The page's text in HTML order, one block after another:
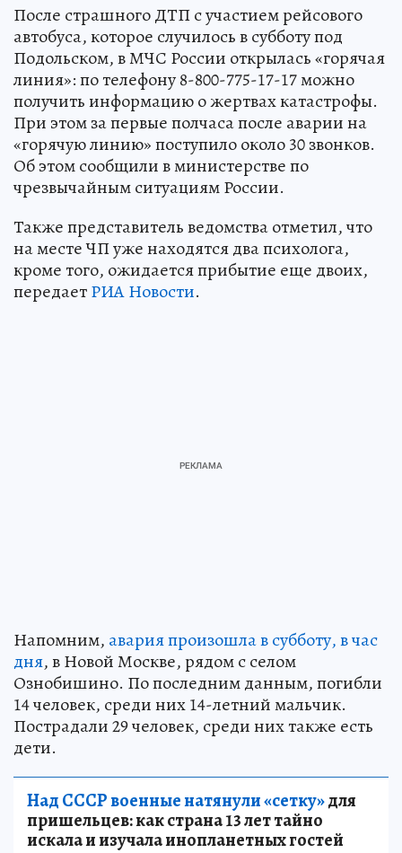
После страшного ДТП с участием рейсового
автобуса, которое случилось в субботу под
Подольском, в МЧС России открылась «горячая
линия»: по телефону 8-800-775-17-17 можно
получить информацию о жертвах катастрофы.
При этом за первые полчаса после аварии на
«горячую линию» поступило около 30 звонков.
Об этом сообщили в министерстве по
чрезвычайным ситуациям России.
Также представитель ведомства отметил, что
на месте ЧП уже находятся два психолога,
кроме того, ожидается прибытие еще двоих,
передаетРИА Новости.
Напомним, авария произошла в субботу, в час
дня, в Новой Москве, рядом с селом
Ознобишино. По последним данным, погибли
14 человек, среди них 14-летний мальчик.
Пострадали 29 человек, среди них также есть
дети.
Над СССР военные натянули «сетку»для
пришельцев: как страна 13 лет тайно
искала и изучала инопланетных гостей